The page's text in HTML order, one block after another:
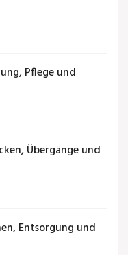
Pflege und
Übergänge und
Entsorgung und